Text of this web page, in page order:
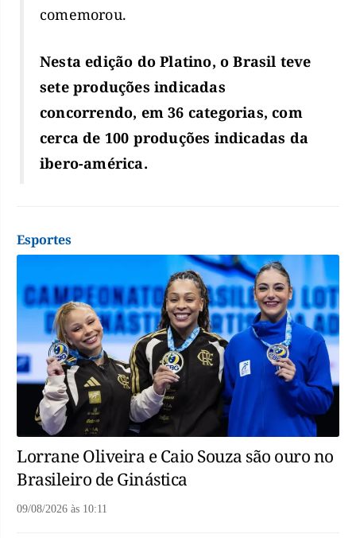
comemorou.
Nesta edição do Platino, o Brasil teve
sete produções indicadas
concorrendo, em 36 categorias, com
cerca de 100 produções indicadas da
ibero-américa.
Esportes
Lorrane Oliveira e Caio Souza são ouro no
Brasileiro de Ginástica
09/08/2026 às 10:11